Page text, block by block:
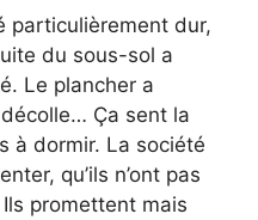
particulièrement dur,
du sous-sol a
Le plancher a
Ça sent la
à dormir. La société
qu’ils n’ont pas
promettent mais